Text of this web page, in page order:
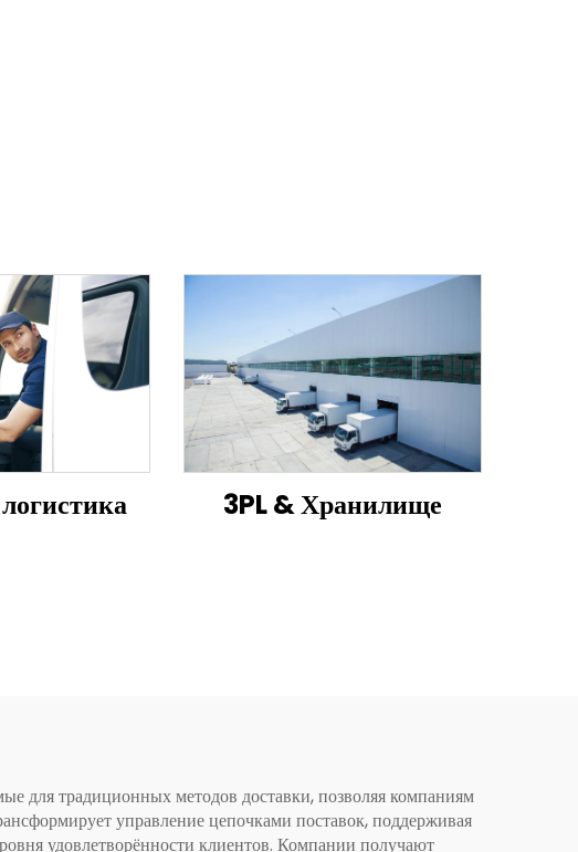
3PL & Хранилище
для традиционных методов доставки, позволяя компаниям
управление цепочками поставок, поддерживая
удовлетворённости клиентов. Компании получают